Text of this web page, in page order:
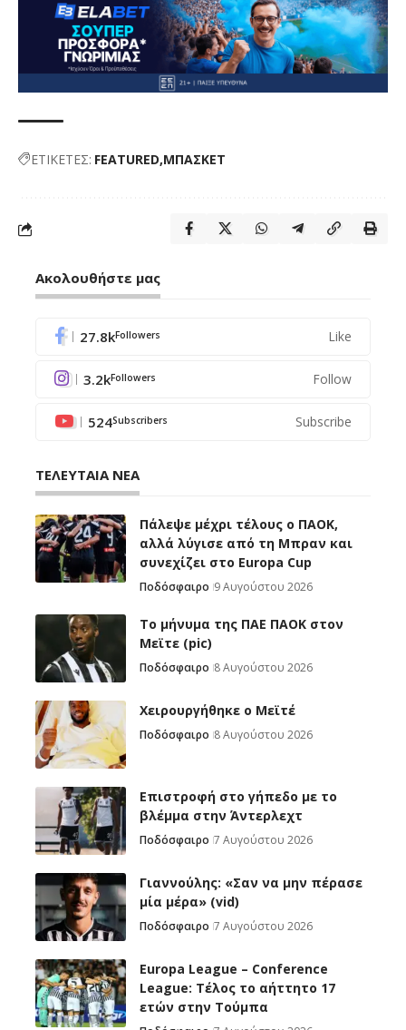
ΕΤΙΚΕΤΕΣ: FEATURED ΜΠΑΣΚΕΤ
Ακολουθήστε μας
27.8kFollowers Like
3.2kFollowers Follow
524Subscribers Subscribe
ΤΕΛΕΥΤΑΙΑ ΝΕΑ
Πάλεψε μέχρι τέλους ο ΠΑΟΚ,
αλλά λύγισε από τη Μπραν και
συνεχίζει στο Europa Cup
Ποδόσφαιρο 9 Αυγούστου 2026
Το μήνυμα της ΠΑΕ ΠΑΟΚ στον
Μεϊτε (pic)
Ποδόσφαιρο 8 Αυγούστου 2026
Χειρουργήθηκε ο Μεϊτέ
Ποδόσφαιρο 8 Αυγούστου 2026
Επιστροφή στο γήπεδο με το
βλέμμα στην Άντερλεχτ
Ποδόσφαιρο 7 Αυγούστου 2026
Γιαννούλης: «Σαν να μην πέρασε
μία μέρα» (vid)
Ποδόσφαιρο 7 Αυγούστου 2026
Europa League – Conference
League: Τέλος το αήττητο 17
ετών στην Τούμπα